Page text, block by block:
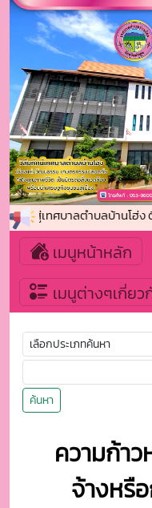
เข้าสู่เทศบาลตำบลบ้านโฮ่ง
เมนูหน้าหลัก
เมนูต่างๆเกี่ย
ค้นหา
ความก้า
จ้างหรื